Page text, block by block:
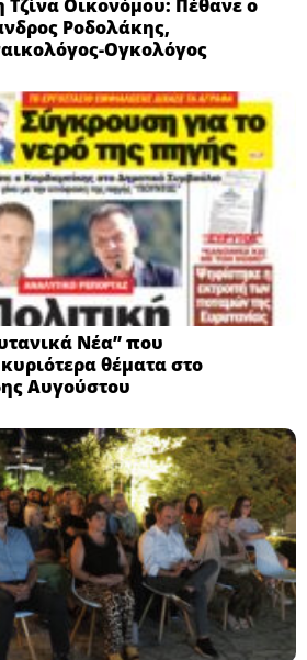
Τζίνα Οικονόμου: Πέθανε ο
Ροδολάκης,
Ογκολόγος
Νέα” που
θέματα στο
Αυγούστου